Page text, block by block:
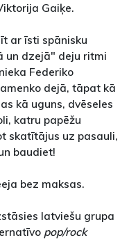
Gaiķe.
ar īsti spānisku
un dzejā" deju ritmi
Federiko
dejā, tāpat kā
kā uguns, dvēseles
katru papēžu
skatītājus uz pasauli,
baudiet!
bez maksas.
latviešu grupa
pop/rock